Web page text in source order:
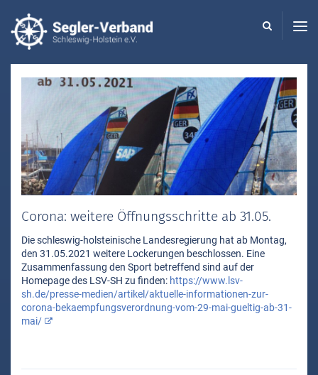
Corona: weitere Öffnungsschritte ab 31.05.
Die schleswig-holsteinische Landesregierung hat ab Montag,
den 31.05.2021 weitere Lockerungen beschlossen. Eine
Zusammenfassung den Sport betreffend sind auf der
Homepage des LSV-SH zu finden: https://www.lsv-
sh.de/presse-medien/artikel/aktuelle-informationen-zur-
corona-bekaempfungsverordnung-vom-29-mai-gueltig-ab-31-
mai/